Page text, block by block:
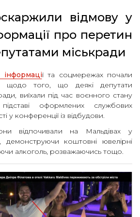
відмову у
про перетин
міськради
інформації та соцмережах почали
щодо того, що деякі депутати
виїхали під час воєнного стану
оформлених службових
у конференції із відбудови.
відпочивали на Мальдівах у
демонструючи коштовні ювелірні
алкоголь, розважаючись тощо.